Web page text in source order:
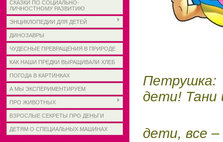
СКАЗКИ ПО СОЦИАЛЬНО-
ЛИЧНОСТНОМУ РАЗВИТИЮ
ЭНЦИКЛОПЕДИИ ДЛЯ ДЕТЕЙ
ДИНОЗАВРЫ
ЧУДЕСНЫЕ ПРЕВРАЩЕНИЯ В ПРИРОДЕ
КАК НАШИ ПРЕДКИ ВЫРАЩИВАЛИ ХЛЕБ
ПОГОДА В КАРТИНКАХ
А МЫ ЭКСПЕРИМЕНТИРУЕМ
ПРО ЖИВОТНЫХ
ВЗРОСЛЫЕ СЕКРЕТЫ ПРО ДЕНЬГИ
ДЕТЯМ О СПЕЦИАЛЬНЫХ МАШИНАХ
Петрушка:
дети!
дети, все